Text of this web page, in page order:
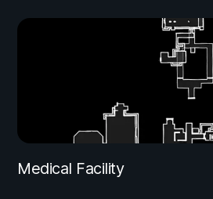
Medical Facility